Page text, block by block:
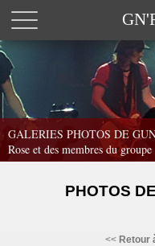
GALERIES PHOTOS DE
Rose et des membres du groupe
PHOTOS
<< Retour